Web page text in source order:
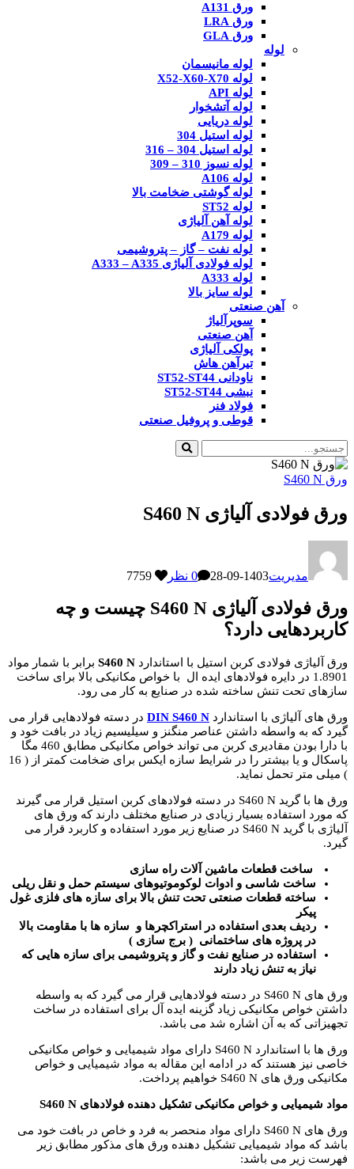
ورق A131
ورق LRA
ورق GLA
لوله
لوله مانیسمان
لوله X52-X60-X70
لوله API
لوله آتشخوار
لوله دریایی
لوله استیل 304
لوله استیل 304 – 316
لوله نسوز 310 – 309
لوله A106
لوله گوشتی ضخامت بالا
لوله ST52
لوله آهن آلیاژی
لوله A179
لوله نفت – گاز – پتروشیمی
لوله فولادی آلیاژی A333 – A335
لوله A333
لوله سایز بالا
آهن صنعتی
سوپرآلیاژ
آهن صنعتی
پولکی آلیاژی
تیرآهن هاش
ناودانی ST52-ST44
نبشی ST52-ST44
فولاد فنر
قوطی و پروفیل صنعتی
ورق S460 N
ورق فولادی آلیاژی S460 N
مدیریت1403-09-28 0 نظر
ورق فولادی آلیاژی S460 N چیست و چه
کاربردهایی دارد؟
ورق آلیاژی فولادی کربن استیل با استاندارد S460 N برابر با شمار مواد
1.8901 در دایره فولادهای ایده ال با خواص مکانیکی بالا برای ساخت
سازهای تحت تنش ساخته شده در صنایع به کار می رود.
ورق های آلیاژی با استاندارد DIN S460 N در دسته فولادهایی قرار می
گیرد که به واسطه داشتن عناصر منگنز و سیلیسیم زیاد در بافت خود و
با دارا بودن مقادیری کربن می تواند خواص مکانیکی مطابق 460 مگا
پاسکال و یا بیشتر را در شرایط سازه ایکس برای ضخامت کمتر از ( 16
) میلی متر تحمل نماید.
ورق ها با گرید S460 N در دسته فولادهای کربن استیل قرار می گیرند
که مورد استفاده بسیار زیادی در صنایع مختلف دارند که ورق های
آلیاژی با گرید S460 N در صنایع زیر مورد استفاده و کاربرد قرار می
گیرد.
ساخت قطعات ماشین آلات راه سازی
ساخت شاسی و ادوات لوکوموتیوهای سیستم حمل و نقل ریلی
ساخته قطعات صنعتی تحت تنش بالا برای سازه های فلزی غول
پیکر
ردیف بعدی استفاده در استراکچرها و سازه ها با مقاومت بالا
در پروژه های ساختمانی ( برج سازی )
استفاده در صنایع نفت و گاز و پتروشیمی برای سازه هایی که
نیاز به تنش زیاد دارند
ورق های S460 N در دسته فولادهایی قرار می گیرد که به واسطه
داشتن خواص مکانیکی زیاد گزینه ایده آل برای استفاده در ساخت
تجهیزاتی که به آن اشاره شد می باشد.
ورق ها با استاندارد S460 N دارای مواد شیمیایی و خواص مکانیکی
خاصی نیز هستند که در ادامه این مقاله به مواد شیمیایی و خواص
مکانیکی ورق های S460 N خواهیم پرداخت.
مواد شیمیایی و خواص مکانیکی تشکیل دهنده فولادهای S460 N
ورق های S460 N دارای مواد منحصر به فرد و خاص در بافت خود می
باشد که مواد شیمیایی تشکیل دهنده ورق های مذکور مطابق زیر
فهرست زیر می باشد: